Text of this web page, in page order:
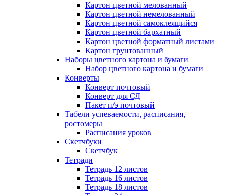
Картон цветной мелованный
Картон цветной немелованный
Картон цветной самоклеящийся
Картон цветной бархатный
Картон цветной форматный листами
Картон грунтованный
Наборы цветного картона и бумаги
Набор цветного картона и бумаги
Конверты
Конверт почтовый
Конверт для СД
Пакет п/э почтовый
Табели успеваемости, расписания,
ростомеры
Расписания уроков
Скетчбуки
Скетчбук
Тетради
Тетрадь 12 листов
Тетрадь 16 листов
Тетрадь 18 листов